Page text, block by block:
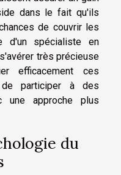
dans le fait qu'ils
de couvrir les
d'un spécialiste en
très précieuse
efficacement ces
de participer à des
une approche plus
du